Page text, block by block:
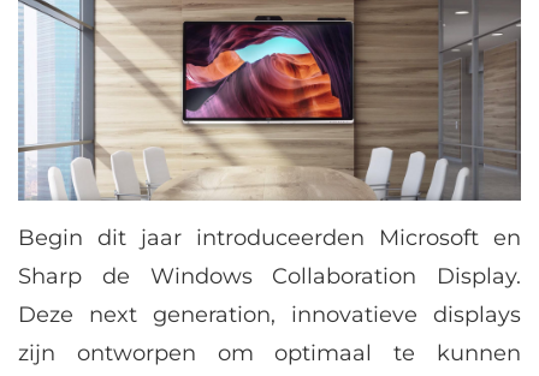
Begin dit jaar introduceerden Microsoft en
Sharp de Windows Collaboration Display.
Deze next generation, innovatieve displays
zijn ontworpen om optimaal te kunnen